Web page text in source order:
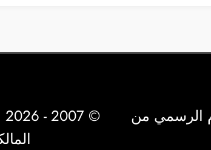
الرسمي من
© 2007 - 2026 | جميع الحقوق محفوظة لشركة